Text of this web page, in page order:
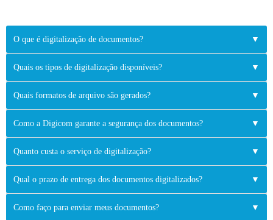
O que é digitalização de documentos? ▼
Quais os tipos de digitalização disponíveis? ▼
Quais formatos de arquivo são gerados? ▼
Como a Digicom garante a segurança dos documentos? ▼
Quanto custa o serviço de digitalização? ▼
Qual o prazo de entrega dos documentos digitalizados? ▼
Como faço para enviar meus documentos? ▼